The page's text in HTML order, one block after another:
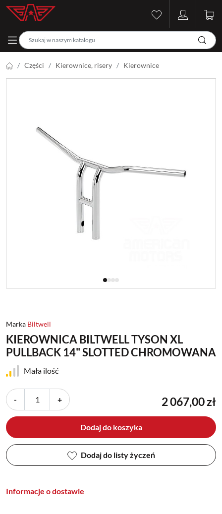
Części Kierownice, risery Kierownice
Marka Biltwell
KIEROWNICA BILTWELL TYSON XL
PULLBACK 14" SLOTTED CHROMOWANA
Mała ilość
- + 2 067,00 zł
Dodaj do koszyka
Dodaj do listy życzeń
Informacje o dostawie